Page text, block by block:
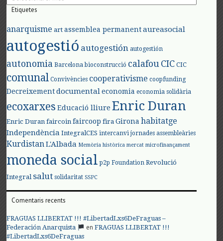
Etiquetes
anarquisme art assemblea permanent aureasocial
autogestió autogestión autogestión
autonomia Barcelona bioconstrucció calafouCIC CIC
comunal Convivències cooperativisme coopfunding
Decreixement documental economia economia solidària
ecoxarxes Educació lliure Enric Duran
Enric Duran faircoin faircoop fira Girona habitatge
Independència IntegralCES intercanvi jornades assembleàries
KurdistanL'Albada Memòria històrica mercat microfinançament
moneda social p2p Foundation Revolució
Integral salut solidaritat SSPC
Comentaris recents
FRAGUAS LLIBERTAT !!! #LibertadLxs6DeFraguas –
Federación Anarquista
enFRAGUAS LLIBERTAT !!!
#LibertadLxs6DeFraguas